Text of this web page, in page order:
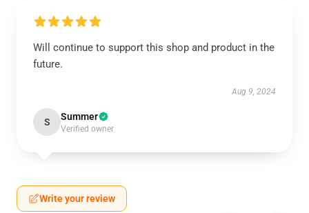
Will continue to support this shop and product in the
future.
Aug 9, 2024
S Summer
Verified owner
Write your review